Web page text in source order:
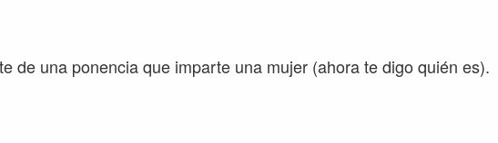
de una ponencia que imparte una mujer (ahora te digo quién es).